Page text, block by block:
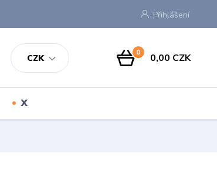
CZK
Přihlášení
0 0,00 CZK
X